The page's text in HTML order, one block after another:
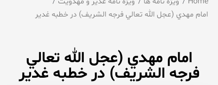
امام مهدي (عجل الله تعالي فرجه الشريف) در خطبه غدير
امام مهدي (عجل الله تعالي
فرجه الشريف) در خطبه غدير